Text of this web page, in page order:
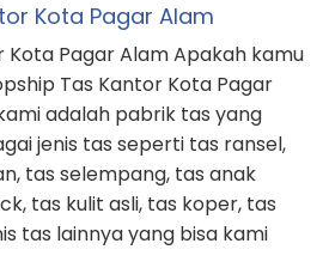
Kota Pagar Alam
Kota Pagar Alam Apakah kamu
Tas Kantor Kota Pagar
adalah pabrik tas yang
jenis tas seperti tas ransel,
tas selempang, tas anak
tas kulit asli, tas koper, tas
tas lainnya yang bisa kami